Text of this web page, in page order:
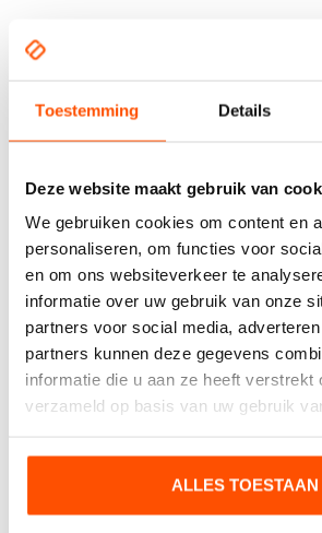
Toestemming Details
Deze website maakt gebruik van
We gebruiken cookies om content en
personaliseren, om functies voor
en om ons websiteverkeer te
informatie over uw gebruik van onze
partners voor social media,
partners kunnen deze gegevens
informatie die u aan ze heeft verstrekt
verzameld op basis van uw gebruik
ALLES TOESTAAN
Contact
Heeft u interesse of wilt u